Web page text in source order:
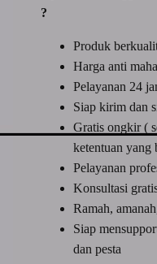
?
Produk
Harga anti
Pelayanan 24
Siap kirim dan
Gratis ongkir (
ketentuan yang
Pelayanan
Konsultasi
Ramah,
Siap
dan pesta